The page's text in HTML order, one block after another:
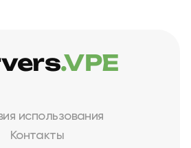
использования
Контакты
.VPE